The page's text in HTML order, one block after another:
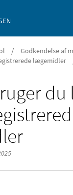
/ Godkendelse af
lægemidler
du